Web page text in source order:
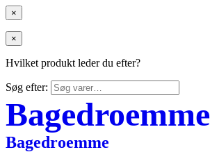
×
×
Hvilket produkt leder du efter?
Søg efter:
Bagedroemme
Bagedroemme